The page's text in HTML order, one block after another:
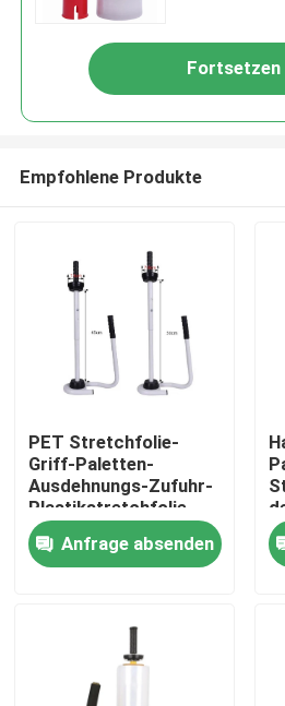
Haus
Über uns
Fortsetzen
Empfohlene Produkte
PET Stretchfolie-
Griff-Paletten-
Ausdehnungs-Zufuhr-
Plastikstretchfolie-
Verpackungs-
Werkzeug-Stand-
Zufuhr u. Halter
Anfrage absenden